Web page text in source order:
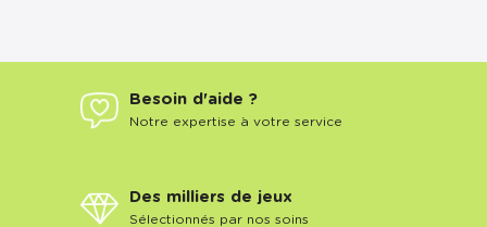
Besoin d'aide ?
Notre expertise à votre service
Des milliers de jeux
Sélectionnés par nos soins